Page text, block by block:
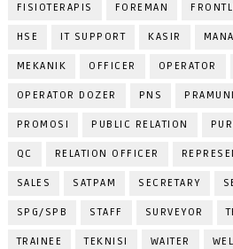
FISIOTERAPIS FOREMAN
HSE IT SUPPORT KASIR
MEKANIK OFFICER OPERATOR
OPERATOR DOZER PNS
PROMOSI PUBLIC RELATION
QC RELATION OFFICER
SALES SATPAM SECRETARY
SPG/SPB STAFF SURVEYOR
TRAINEE TEKNISI WAITER